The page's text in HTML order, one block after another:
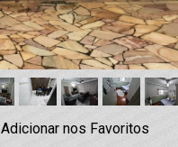
Adicionar nos Favoritos